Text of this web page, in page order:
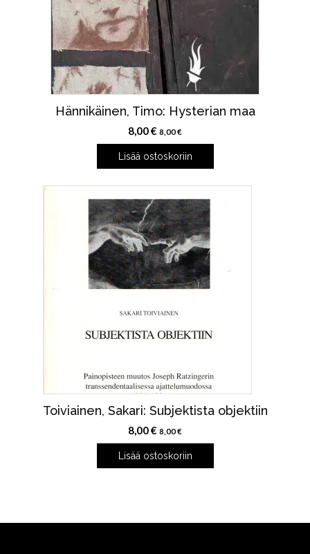
Hännikäinen, Timo: Hysterian maa
8,00€ 8,00€
Lisää ostoskoriin
Toiviainen, Sakari: Subjektista objektiin
8,00€ 8,00€
Lisää ostoskoriin